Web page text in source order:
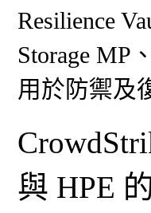
Resilience
Storage MP
用於防禦及
與 HPE